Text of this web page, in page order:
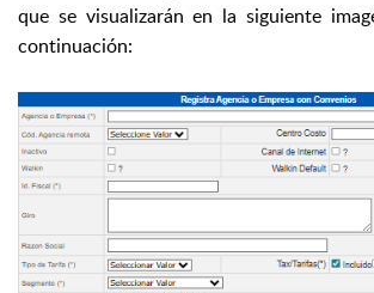
que se visualizarán en la siguiente
continuación: